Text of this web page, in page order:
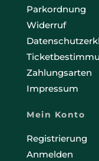
Parkordnung
Widerruf
Zahlungsarten
Impressum
Mein Konto
Registrierung
Anmelden